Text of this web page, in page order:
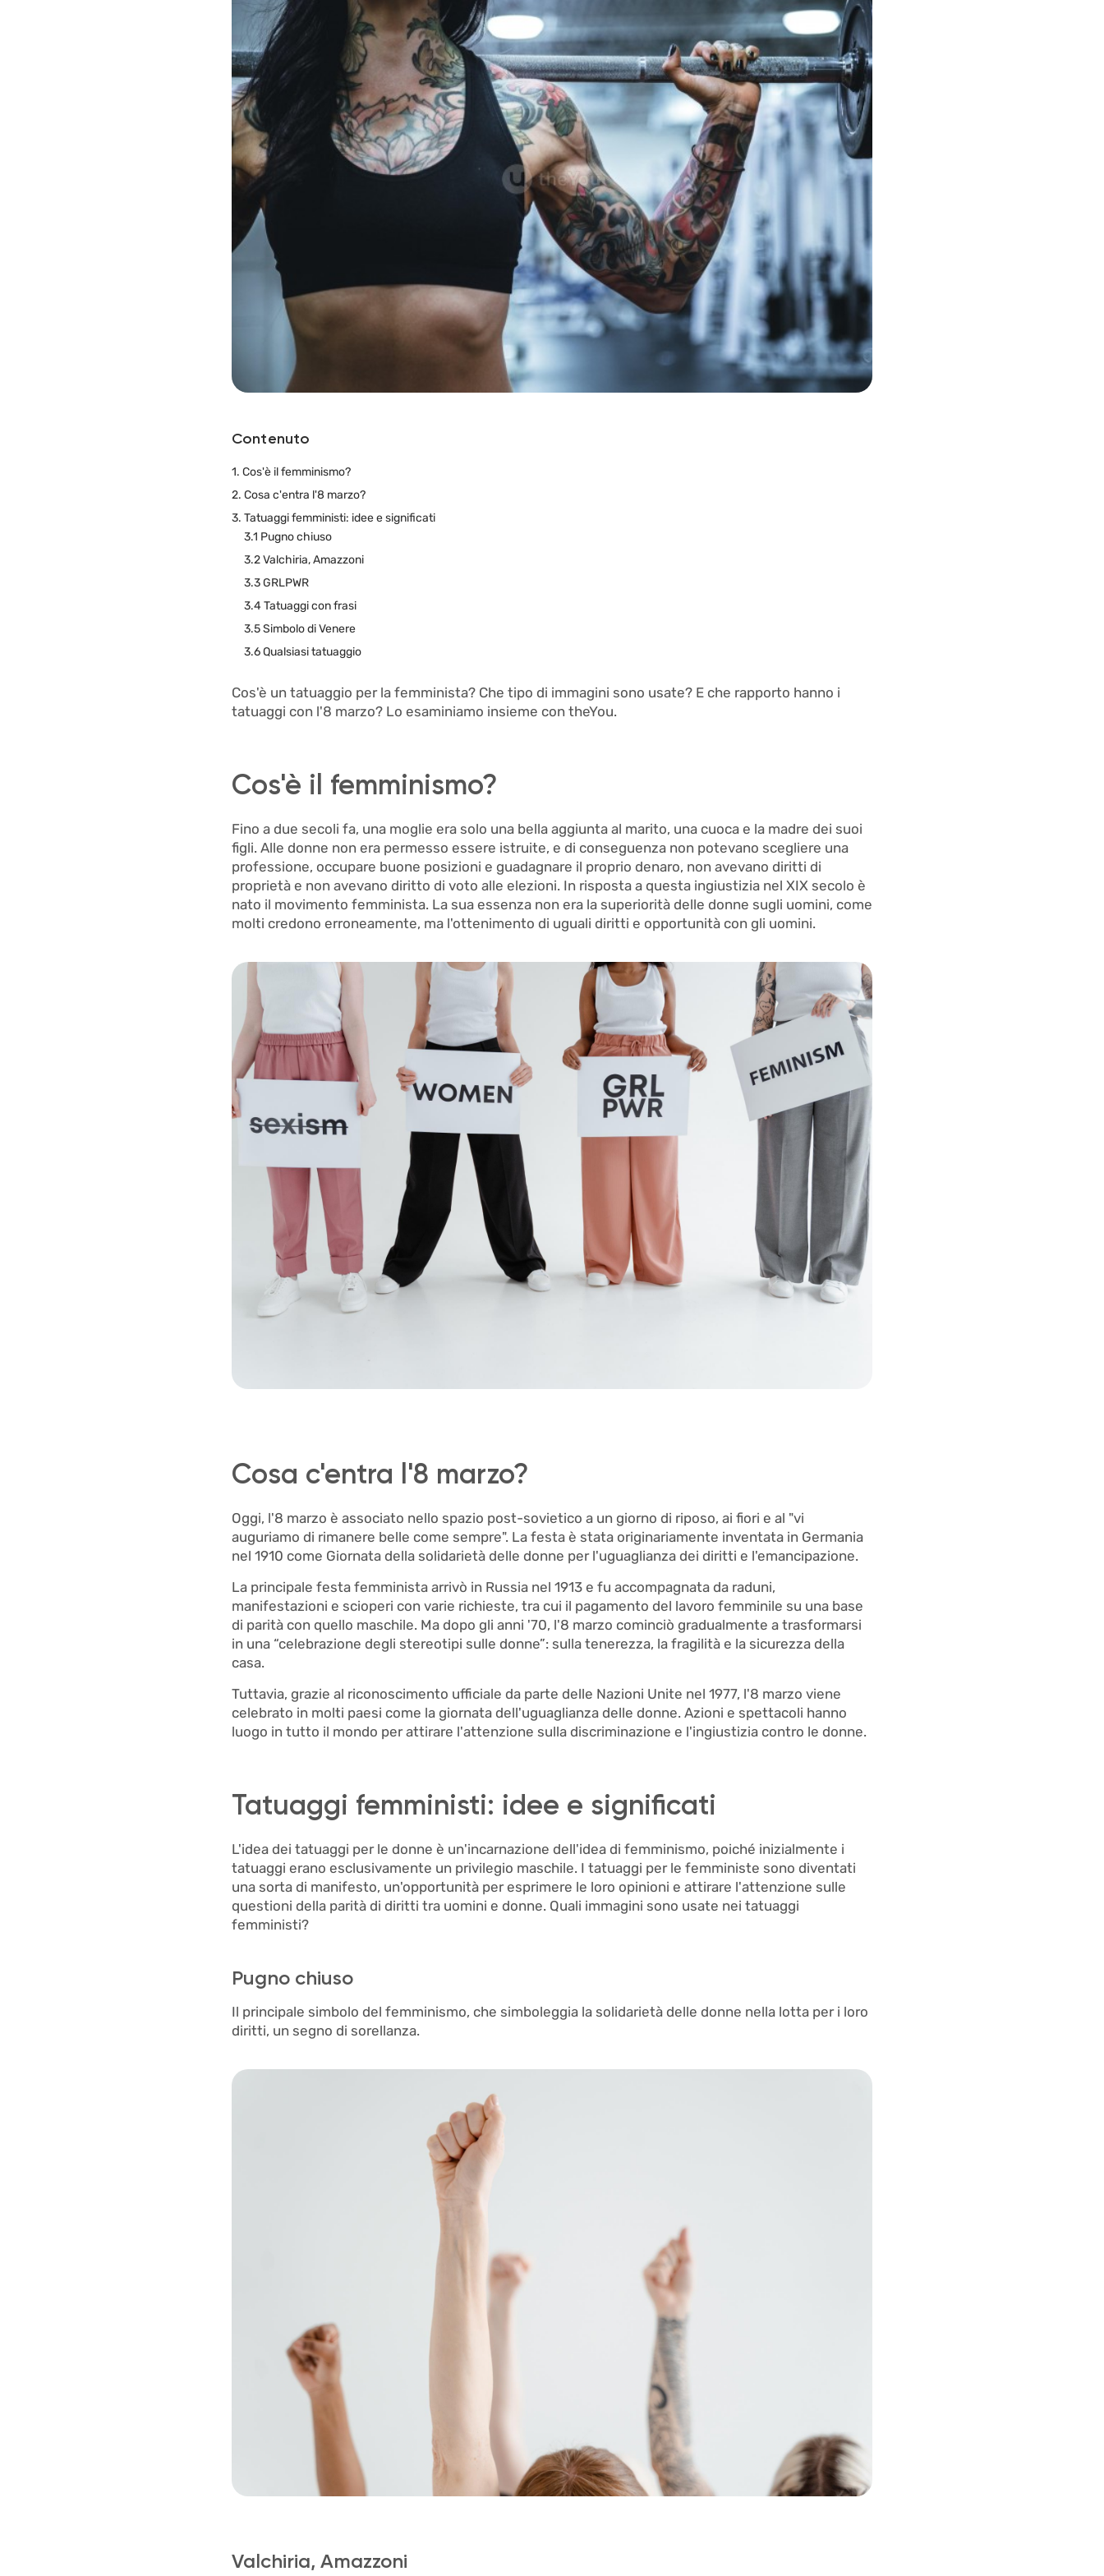
Contenuto
1. Cos'è il femminismo?
2. Cosa c'entra l'8 marzo?
3. Tatuaggi femministi: idee e significati
3.1 Pugno chiuso
3.2 Valchiria, Amazzoni
3.3 GRLPWR
3.4 Tatuaggi con frasi
3.5 Simbolo di Venere
3.6 Qualsiasi tatuaggio
Cos'è un tatuaggio per la femminista? Che tipo di immagini sono usate? E che rapporto hanno i
tatuaggi con l'8 marzo? Lo esaminiamo insieme con theYou.
Cos'è il femminismo?
Fino a due secoli fa, una moglie era solo una bella aggiunta al marito, una cuoca e la madre dei suoi
figli. Alle donne non era permesso essere istruite, e di conseguenza non potevano scegliere una
professione, occupare buone posizioni e guadagnare il proprio denaro, non avevano diritti di
proprietà e non avevano diritto di voto alle elezioni. In risposta a questa ingiustizia nel XIX secolo è
nato il movimento femminista. La sua essenza non era la superiorità delle donne sugli uomini, come
molti credono erroneamente, ma l'ottenimento di uguali diritti e opportunità con gli uomini.
Cosa c'entra l'8 marzo?
Oggi, l'8 marzo è associato nello spazio post-sovietico a un giorno di riposo, ai fiori e al "vi
auguriamo di rimanere belle come sempre". La festa è stata originariamente inventata in Germania
nel 1910 come Giornata della solidarietà delle donne per l'uguaglianza dei diritti e l'emancipazione.
La principale festa femminista arrivò in Russia nel 1913 e fu accompagnata da raduni,
manifestazioni e scioperi con varie richieste, tra cui il pagamento del lavoro femminile su una base
di parità con quello maschile. Ma dopo gli anni '70, l'8 marzo cominciò gradualmente a trasformarsi
in una “celebrazione degli stereotipi sulle donne”: sulla tenerezza, la fragilità e la sicurezza della
casa.
Tuttavia, grazie al riconoscimento ufficiale da parte delle Nazioni Unite nel 1977, l'8 marzo viene
celebrato in molti paesi come la giornata dell'uguaglianza delle donne. Azioni e spettacoli hanno
luogo in tutto il mondo per attirare l'attenzione sulla discriminazione e l'ingiustizia contro le donne.
Tatuaggi femministi: idee e significati
L'idea dei tatuaggi per le donne è un'incarnazione dell'idea di femminismo, poiché inizialmente i
tatuaggi erano esclusivamente un privilegio maschile. I tatuaggi per le femministe sono diventati
una sorta di manifesto, un'opportunità per esprimere le loro opinioni e attirare l'attenzione sulle
questioni della parità di diritti tra uomini e donne. Quali immagini sono usate nei tatuaggi
femministi?
Pugno chiuso
Il principale simbolo del femminismo, che simboleggia la solidarietà delle donne nella lotta per i loro
diritti, un segno di sorellanza.
Valchiria, Amazzoni